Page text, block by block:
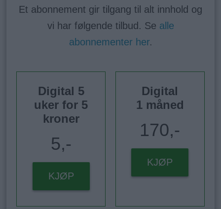
Et abonnement gir tilgang til alt innhold og
vi har følgende tilbud. Se alle
abonnementer her.
Digital 5
uker for 5
kroner
5,-
KJØP
Digital
1 måned
170,-
KJØP